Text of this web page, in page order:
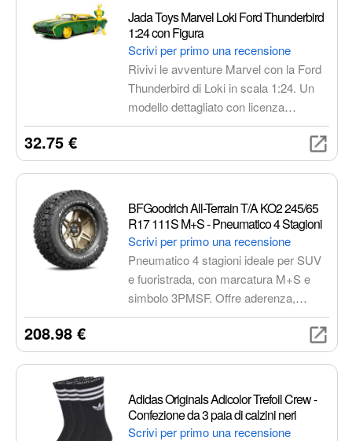
ogni cambio di stagione. Perfetto per
auto compatte che richiedono un
pneumatico affidabile per l'uso
quotidiano.
Jada Toys Marvel Loki Ford Thunderbird
1:24 con Figura
Scrivi per primo una recensione
Rivivi le avventure Marvel con la Ford
Thunderbird di Loki in scala 1:24. Un
modello dettagliato con licenza
ufficiale, completo di figura di Loki,
Perfetta per collezionisti e appassionati
32.75 €
BFGoodrich All-Terrain T/A KO2 245/65
R17 111S M+S - Pneumatico 4 Stagioni
Scrivi per primo una recensione
Pneumatico 4 stagioni ideale per SUV
e fuoristrada, con marcatura M+S e
simbolo 3PMSF. Offre aderenza,
robustezza e comfort di guida, grazie
garantisce resistenza a tagli e
tipo di terreno, sia su strada che fuori
strada.
208.98 €
Adidas Originals Adicolor Trefoil Crew -
Confezione da 3 paia di calzini neri
Scrivi per primo una recensione